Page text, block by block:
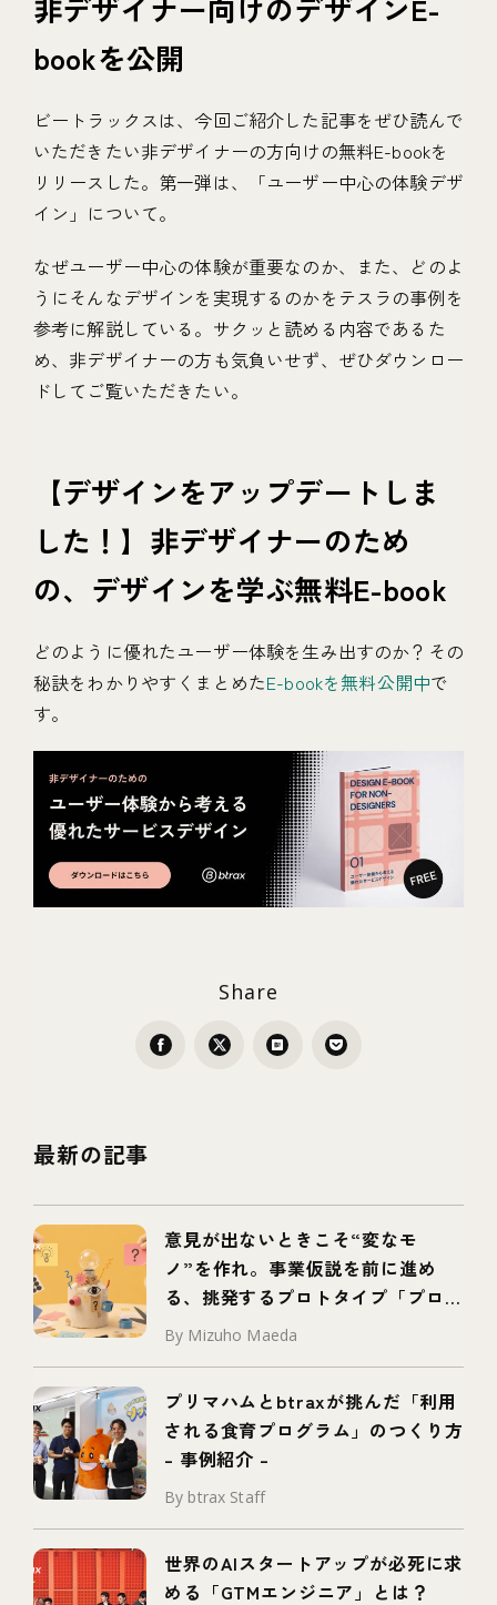
非デザイナー向けのデザインE-
bookを公開
ビートラックスは、今回ご紹介した記事をぜひ読んで
いただきたい非デザイナーの方向けの無料E-bookを
リリースした。第一弾は、「ユーザー中心の体験デザ
イン」について。
なぜユーザー中心の体験が重要なのか、また、どのよ
うにそんなデザインを実現するのかをテスラの事例を
参考に解説している。サクッと読める内容であるた
め、非デザイナーの方も気負いせず、ぜひダウンロー
ドしてご覧いただきたい。
【デザインをアップデートしま
した！】非デザイナーのため
の、デザインを学ぶ無料E-book
どのように優れたユーザー体験を生み出すのか？その
秘訣をわかりやすくまとめたE-bookを無料公開中で
す。
Share
最新の記事
意見が出ないときこそ“変なモ
ノ”を作れ。事業仮説を前に進め
る、挑発するプロトタイプ「プロボ
タイプ」とは
By Mizuho Maeda
プリマハムとbtraxが挑んだ「利用
される食育プログラム」のつくり方
– 事例紹介 –
By btrax Staff
世界のAIスタートアップが必死に求
める「GTMエンジニア」とは？